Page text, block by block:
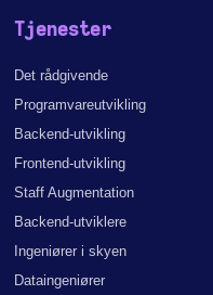
Tjenester
Det rådgivende
Programvareutvikling
Backend-utvikling
Frontend-utvikling
Staff Augmentation
Backend-utviklere
Ingeniører i skyen
Dataingeniører